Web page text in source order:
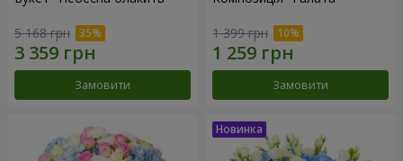
5 168 грн
Замовити
1 399 грн
Замовити